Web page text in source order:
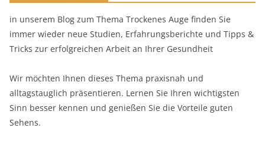
in unserem Blog zum Thema Trockenes Auge finden Sie
immer wieder neue Studien, Erfahrungsberichte und Tipps &
Tricks zur erfolgreichen Arbeit an Ihrer Gesundheit
Wir möchten Ihnen dieses Thema praxisnah und
alltagstauglich präsentieren. Lernen Sie Ihren wichtigsten
Sinn besser kennen und genießen Sie die Vorteile guten
Sehens.